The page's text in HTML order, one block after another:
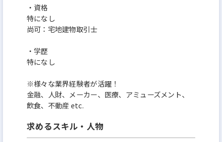
・資格
特になし
尚可：宅地建物取引士
・学歴
特になし
※様々な業界経験者が活躍！
金融、人財、メーカー、医療、アミューズメント、
飲食、不動産 etc.
求めるスキル・人物